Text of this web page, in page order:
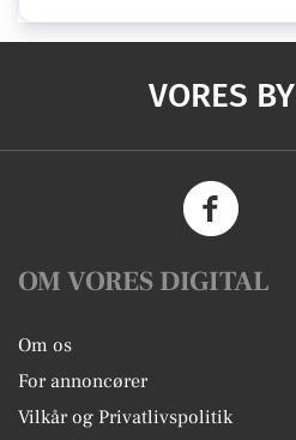
VORES BY
OM VORES DIGITAL
Om os
For annoncører
Vilkår og Privatlivspolitik